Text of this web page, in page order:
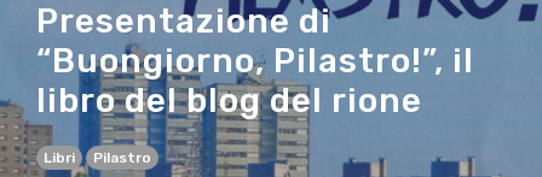
Presentazione di
“Buongiorno, Pilastro!”, il
libro del blog del rione
Libri Pilastro